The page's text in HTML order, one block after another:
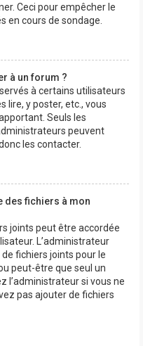
Ceci pour empêcher le
en cours de sondage.
à un forum ?
à certains utilisateurs
lire, y poster, etc., vous
Seuls les
peuvent
les contacter.
des fichiers à mon
joints peut être accordée
L’administrateur
fichiers joints pour le
peut-être que seul un
l’administrateur si vous ne
pas ajouter de fichiers